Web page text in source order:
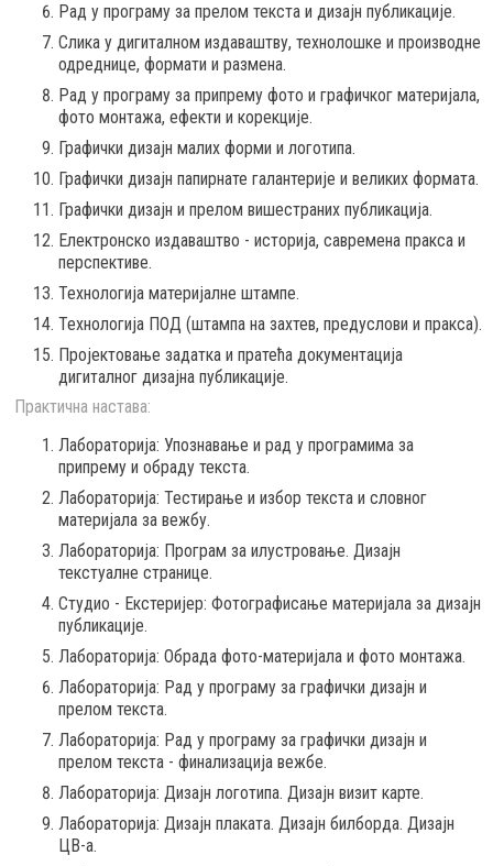
Рад у програму за прелом текста и дизајн публикације.
Слика у дигиталном издаваштву, технолошке и производне
одреднице, формати и размена.
Рад у програму за припрему фото и графичког материјала,
фото монтажа, ефекти и корекције.
Графички дизајн малих форми и логотипа.
Графички дизајн папирнате галантерије и великих формата.
Графички дизајн и прелом вишестраних публикација.
Електронско издаваштво - историја, савремена пракса и
перспективе.
Технологија материјалне штампе.
Технологија ПОД (штампа на захтев, предуслови и пракса).
Пројектовање задатка и пратећа документација
дигиталног дизајна публикације.
Практична настава:
Лабораторија: Упознавање и рад у програмима за
припрему и обраду текста.
Лабораторија: Тестирање и избор текста и словног
материјала за вежбу.
Лабораторија: Програм за илустровање. Дизајн
текстуалне странице.
Студио - Екстеријер: Фотографисање материјала за дизајн
публикације.
Лабораторија: Обрада фото-материјала и фото монтажа.
Лабораторија: Рад у програму за графички дизајн и
прелoм текста.
Лабораторија: Рад у програму за графички дизајн и
прелом текста - финализација вежбе.
Лабораторија: Дизајн логотипа. Дизајн визит карте.
Лабораторија: Дизајн плаката. Дизајн билборда. Дизајн
ЦВ-а.